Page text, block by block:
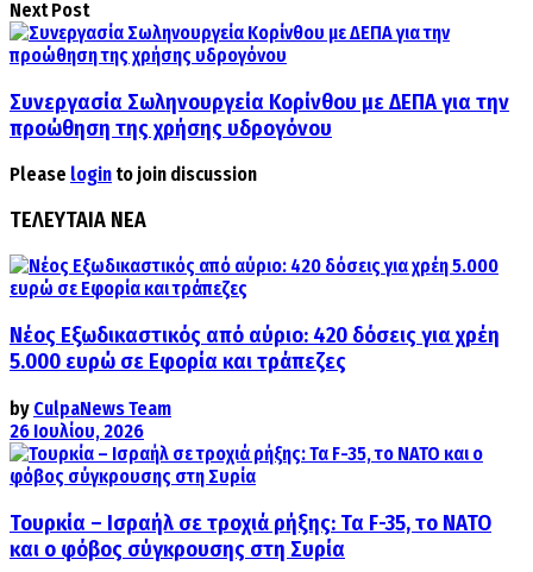
Next Post
Συνεργασία Σωληνουργεία Κορίνθου με ΔΕΠΑ για την
προώθηση της χρήσης υδρογόνου
Please login to join discussion
ΤΕΛΕΥΤΑΙΑ ΝΕΑ
Νέος Εξωδικαστικός από αύριο: 420 δόσεις για χρέη
5.000 ευρώ σε Εφορία και τράπεζες
by CulpaNews Team
26 Ιουλίου, 2026
Τουρκία – Ισραήλ σε τροχιά ρήξης: Τα F-35, το ΝΑΤΟ
και ο φόβος σύγκρουσης στη Συρία